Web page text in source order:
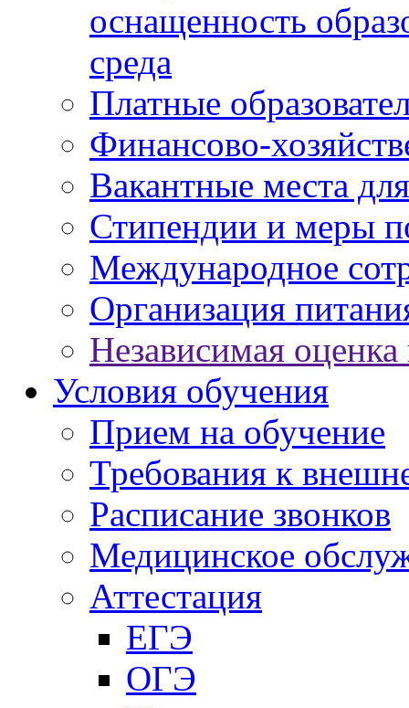
оснащенность
среда
Платные
Финансово-
Вакантные места
Стипендии и меры
Международное
Организация
Независимая оценка
Условия обучения
Прием на обучение
Требования к
Расписание звонков
Медицинское
Аттестация
ЕГЭ
ОГЭ